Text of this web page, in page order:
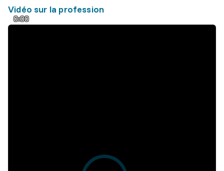
Vidéo sur la profession
0:00